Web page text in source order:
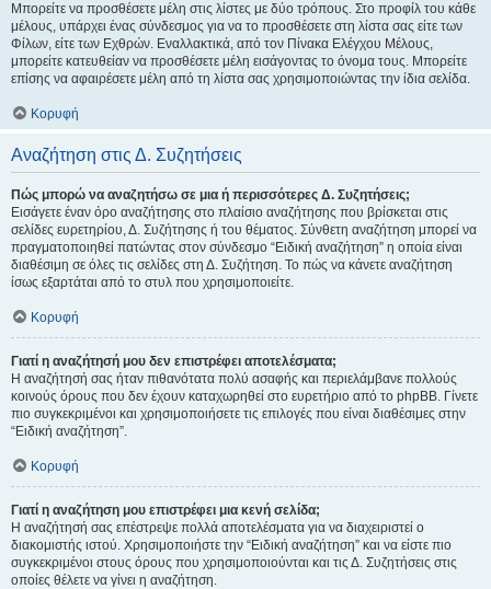
Μπορείτε να προσθέσετε μέλη στις λίστες με δύο τρόπους. Στο προφίλ του κάθε
μέλους, υπάρχει ένας σύνδεσμος για να το προσθέσετε στη λίστα σας είτε των
Φίλων, είτε των Εχθρών. Εναλλακτικά, από τον Πίνακα Ελέγχου Μέλους,
μπορείτε κατευθείαν να προσθέσετε μέλη εισάγοντας το όνομα τους. Μπορείτε
επίσης να αφαιρέσετε μέλη από τη λίστα σας χρησιμοποιώντας την ίδια σελίδα.
Κορυφή
Αναζήτηση στις Δ. Συζητήσεις
Πώς μπορώ να αναζητήσω σε μια ή περισσότερες Δ. Συζητήσεις;
Εισάγετε έναν όρο αναζήτησης στο πλαίσιο αναζήτησης που βρίσκεται στις
σελίδες ευρετηρίου, Δ. Συζήτησης ή του θέματος. Σύνθετη αναζήτηση μπορεί να
πραγματοποιηθεί πατώντας στον σύνδεσμο “Ειδική αναζήτηση” η οποία είναι
διαθέσιμη σε όλες τις σελίδες στη Δ. Συζήτηση. Το πώς να κάνετε αναζήτηση
ίσως εξαρτάται από το στυλ που χρησιμοποιείτε.
Κορυφή
Γιατί η αναζήτησή μου δεν επιστρέφει αποτελέσματα;
Η αναζήτησή σας ήταν πιθανότατα πολύ ασαφής και περιελάμβανε πολλούς
κοινούς όρους που δεν έχουν καταχωρηθεί στο ευρετήριο από το phpBB. Γίνετε
πιο συγκεκριμένοι και χρησιμοποιήσετε τις επιλογές που είναι διαθέσιμες στην
“Ειδική αναζήτηση”.
Κορυφή
Γιατί η αναζήτηση μου επιστρέφει μια κενή σελίδα;
Η αναζήτησή σας επέστρεψε πολλά αποτελέσματα για να διαχειριστεί ο
διακομιστής ιστού. Χρησιμοποιήστε την “Ειδική αναζήτηση” και να είστε πιο
συγκεκριμένοι στους όρους που χρησιμοποιούνται και τις Δ. Συζητήσεις στις
οποίες θέλετε να γίνει η αναζήτηση.